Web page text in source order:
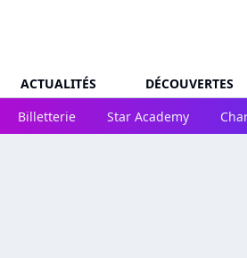
ACTUALITÉS DÉCOUVERTES
Billetterie
Star Academy